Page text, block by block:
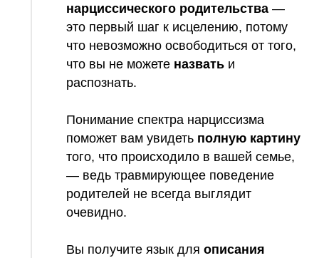
нарциссического родительства —
это первый шаг к исцелению, потому
что невозможно освободиться от того,
что вы не можете назвать и
распознать.
Понимание спектра нарциссизма
поможет вам увидеть полную картину
того, что происходило в вашей семье,
— ведь травмирующее поведение
родителей не всегда выглядит
очевидно.
Вы получите язык для описания